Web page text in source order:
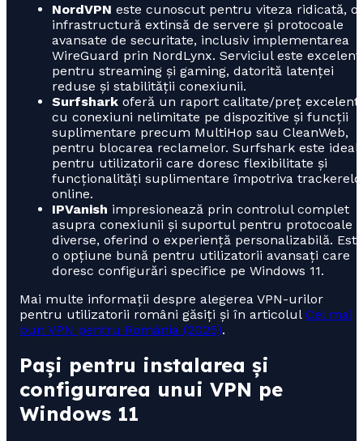
NordVPN este cunoscut pentru viteza ridicată, o
infrastructură extinsă de servere și protocoale
avansate de securitate, inclusiv implementarea
WireGuard prin NordLynx. Serviciul este excelent
pentru streaming și gaming, datorită latenței
reduse și stabilității conexiunii.
Surfshark oferă un raport calitate/preț excelent,
cu conexiuni nelimitate pe dispozitive și funcții
suplimentare precum MultiHop sau CleanWeb,
pentru blocarea reclamelor. Surfshark este ideal
pentru utilizatorii care doresc flexibilitate și
funcționalități suplimentare împotriva
online.
IPVanish impresionează prin controlul complet
asupra conexiunii și suportul pentru protocoale
diverse, oferind o experiență personalizabilă. Este
o opțiune bună pentru utilizatorii avansați care
doresc configurări specifice pe Windows 11.
Mai multe informații despre alegerea VPN-urilor
pentru utilizatorii români găsiți și în articolul Cel mai
bun VPN pentru România (2025).
Pași pentru instalarea și
configurarea unui VPN pe
Windows 11